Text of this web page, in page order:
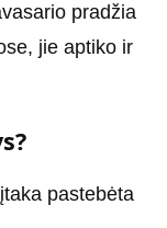
pradžia
jie aptiko ir
pastebėta